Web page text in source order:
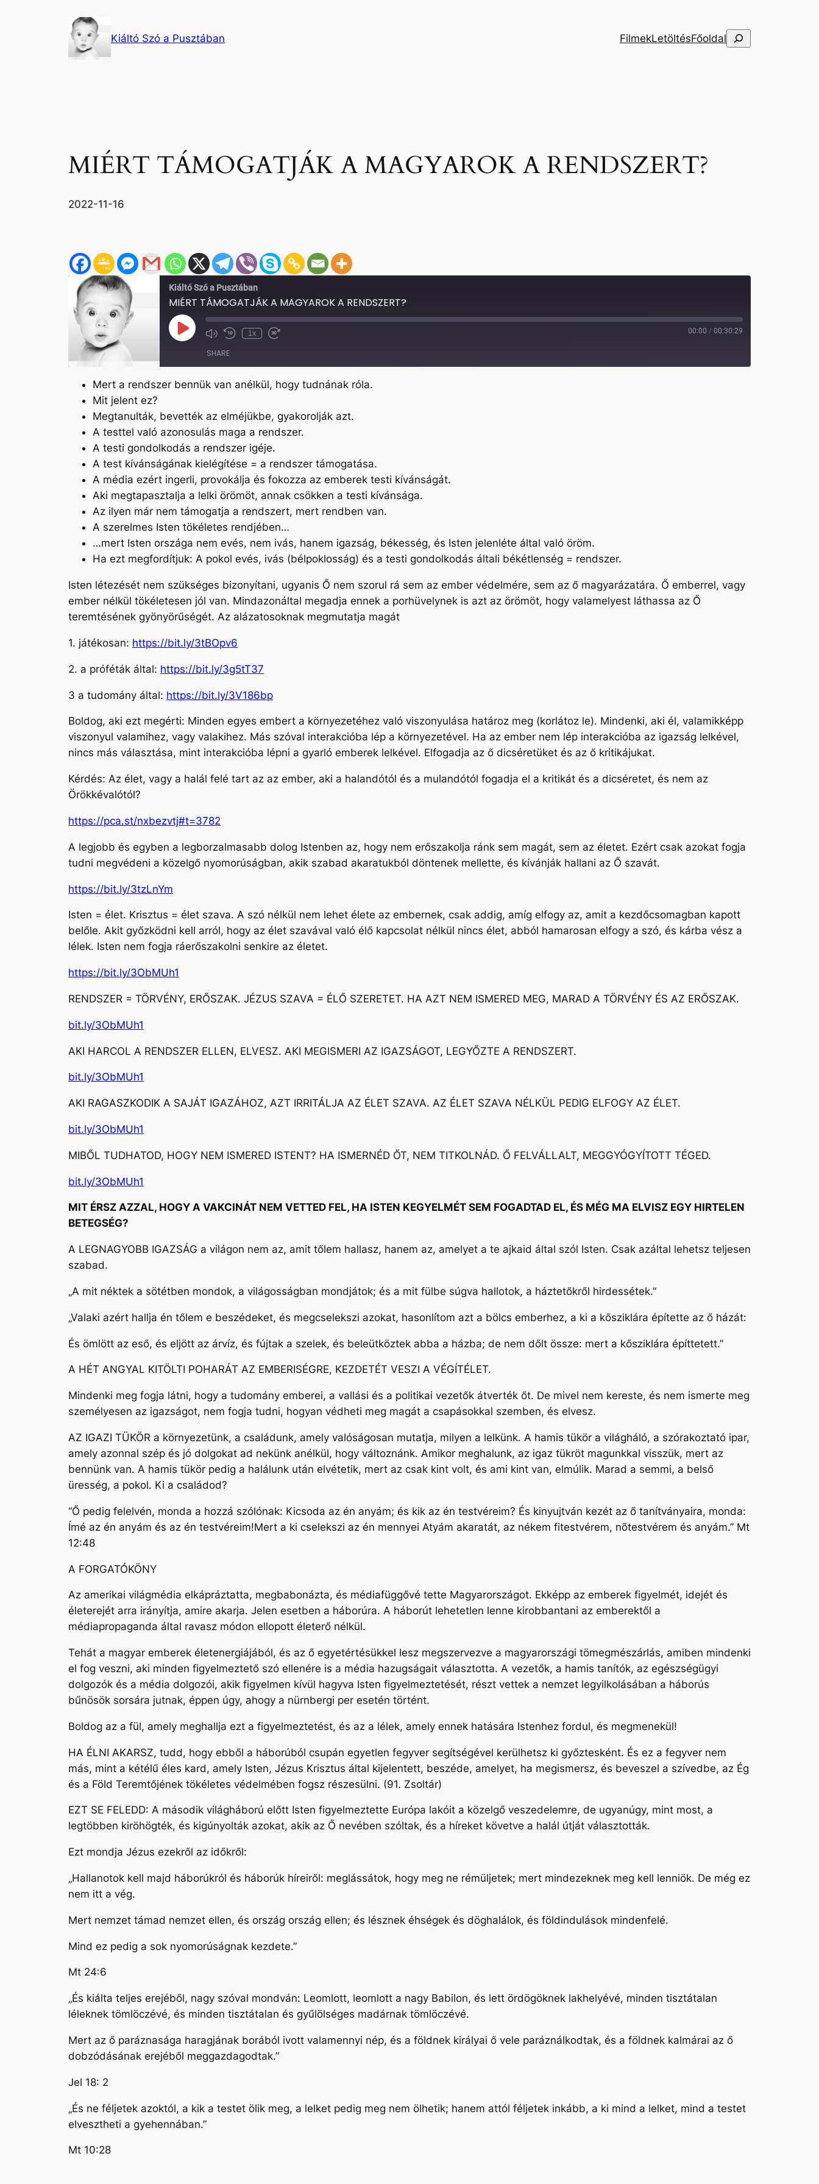
Kiáltó Szó a Pusztában FilmekLetöltésFőoldal Keresés
MIÉRT TÁMOGATJÁK A MAGYAROK A RENDSZERT?
2022-11-16
Kiáltó Szó a Pusztában
MIÉRT TÁMOGATJÁK A MAGYAROK A RENDSZERT?
Play
Episode Mute/Unmute
Rewind
1x
Fast
00:00 / 00:30:29
SHARE
SHARE
LINK
EMBED
Mert a rendszer bennük van anélkül, hogy tudnának róla.
Mit jelent ez?
Megtanulták, bevették az elméjükbe, gyakorolják azt.
A testtel való azonosulás maga a rendszer.
A testi gondolkodás a rendszer igéje.
A test kívánságának kielégítése = a rendszer támogatása.
A média ezért ingerli, provokálja és fokozza az emberek testi kívánságát.
Aki megtapasztalja a lelki örömöt, annak csökken a testi kívánsága.
Az ilyen már nem támogatja a rendszert, mert rendben van.
A szerelmes Isten tökéletes rendjében…
…mert Isten országa nem evés, nem ivás, hanem igazság, békesség, és Isten jelenléte által való öröm.
Ha ezt megfordítjuk: A pokol evés, ivás (bélpoklosság) és a testi gondolkodás általi békétlenség = rendszer.
Isten létezését nem szükséges bizonyítani, ugyanis Ő nem szorul rá sem az ember védelmére, sem az ő magyarázatára. Ő emberrel, vagy
ember nélkül tökéletesen jól van. Mindazonáltal megadja ennek a porhüvelynek is azt az örömöt, hogy valamelyest láthassa az Ő
teremtésének gyönyörűségét. Az alázatosoknak megmutatja magát
1. játékosan: https://bit.ly/3tBOpv6
2. a próféták által: https://bit.ly/3g5tT37
3 a tudomány által: https://bit.ly/3V186bp
Boldog, aki ezt megérti: Minden egyes embert a környezetéhez való viszonyulása határoz meg (korlátoz le). Mindenki, aki él, valamikképp
viszonyul valamihez, vagy valakihez. Más szóval interakcióba lép a környezetével. Ha az ember nem lép interakcióba az igazság lelkével,
nincs más választása, mint interakcióba lépni a gyarló emberek lelkével. Elfogadja az ő dicséretüket és az ő kritikájukat.
Kérdés: Az élet, vagy a halál felé tart az az ember, aki a halandótól és a mulandótól fogadja el a kritikát és a dicséretet, és nem az
Örökkévalótól?
https://pca.st/nxbezvtj#t=3782
A legjobb és egyben a legborzalmasabb dolog Istenben az, hogy nem erőszakolja ránk sem magát, sem az életet. Ezért csak azokat fogja
tudni megvédeni a közelgő nyomorúságban, akik szabad akaratukból döntenek mellette, és kívánják hallani az Ő szavát.
https://bit.ly/3tzLnYm
Isten = élet. Krisztus = élet szava. A szó nélkül nem lehet élete az embernek, csak addig, amíg elfogy az, amit a kezdőcsomagban kapott
belőle. Akit győzködni kell arról, hogy az élet szavával való élő kapcsolat nélkül nincs élet, abból hamarosan elfogy a szó, és kárba vész a
lélek. Isten nem fogja ráerőszakolni senkire az életet.
https://bit.ly/3ObMUh1
RENDSZER = TÖRVÉNY, ERŐSZAK. JÉZUS SZAVA = ÉLŐ SZERETET. HA AZT NEM ISMERED MEG, MARAD A TÖRVÉNY ÉS AZ ERŐSZAK.
bit.ly/3ObMUh1
AKI HARCOL A RENDSZER ELLEN, ELVESZ. AKI MEGISMERI AZ IGAZSÁGOT, LEGYŐZTE A RENDSZERT.
bit.ly/3ObMUh1
AKI RAGASZKODIK A SAJÁT IGAZÁHOZ, AZT IRRITÁLJA AZ ÉLET SZAVA. AZ ÉLET SZAVA NÉLKÜL PEDIG ELFOGY AZ ÉLET.
bit.ly/3ObMUh1
MIBŐL TUDHATOD, HOGY NEM ISMERED ISTENT? HA ISMERNÉD ŐT, NEM TITKOLNÁD. Ő FELVÁLLALT, MEGGYÓGYÍTOTT TÉGED.
bit.ly/3ObMUh1
MIT ÉRSZ AZZAL, HOGY A VAKCINÁT NEM VETTED FEL, HA ISTEN KEGYELMÉT SEM FOGADTAD EL, ÉS MÉG MA ELVISZ EGY HIRTELEN
BETEGSÉG?
A LEGNAGYOBB IGAZSÁG a világon nem az, amit tőlem hallasz, hanem az, amelyet a te ajkaid által szól Isten. Csak azáltal lehetsz teljesen
szabad.
„A mit néktek a sötétben mondok, a világosságban mondjátok; és a mit fülbe súgva hallotok, a háztetőkről hirdessétek.”
„Valaki azért hallja én tőlem e beszédeket, és megcselekszi azokat, hasonlítom azt a bölcs emberhez, a ki a kősziklára építette az ő házát:
És ömlött az eső, és eljött az árvíz, és fújtak a szelek, és beleütköztek abba a házba; de nem dőlt össze: mert a kősziklára építtetett.”
A HÉT ANGYAL KITÖLTI POHARÁT AZ EMBERISÉGRE, KEZDETÉT VESZI A VÉGÍTÉLET.
Mindenki meg fogja látni, hogy a tudomány emberei, a vallási és a politikai vezetők átverték őt. De mivel nem kereste, és nem ismerte meg
személyesen az igazságot, nem fogja tudni, hogyan védheti meg magát a csapásokkal szemben, és elvesz.
AZ IGAZI TÜKÖR a környezetünk, a családunk, amely valóságosan mutatja, milyen a lelkünk. A hamis tükör a világháló, a szórakoztató ipar,
amely azonnal szép és jó dolgokat ad nekünk anélkül, hogy változnánk. Amikor meghalunk, az igaz tükröt magunkkal visszük, mert az
bennünk van. A hamis tükör pedig a halálunk után elvétetik, mert az csak kint volt, és ami kint van, elmúlik. Marad a semmi, a belső
üresség, a pokol. Ki a családod?
“Ő pedig felelvén, monda a hozzá szólónak: Kicsoda az én anyám; és kik az én testvéreim? És kinyujtván kezét az õ tanítványaira, monda:
Ímé az én anyám és az én testvéreim!Mert a ki cselekszi az én mennyei Atyám akaratát, az nékem fitestvérem, nõtestvérem és anyám.” Mt
12:48
A FORGATÓKÖNY
Az amerikai világmédia elkápráztatta, megbabonázta, és médiafüggővé tette Magyarországot. Ekképp az emberek figyelmét, idejét és
életerejét arra irányítja, amire akarja. Jelen esetben a háborúra. A háborút lehetetlen lenne kirobbantani az emberektől a
médiapropaganda által ravasz módon ellopott életerő nélkül.
Tehát a magyar emberek életenergiájából, és az ő egyetértésükkel lesz megszervezve a magyarországi tömegmészárlás, amiben mindenki
el fog veszni, aki minden figyelmeztető szó ellenére is a média hazugságait választotta. A vezetők, a hamis tanítók, az egészségügyi
dolgozók és a média dolgozói, akik figyelmen kívül hagyva Isten figyelmeztetését, részt vettek a nemzet legyilkolásában a háborús
bűnösök sorsára jutnak, éppen úgy, ahogy a nürnbergi per esetén történt.
Boldog az a fül, amely meghallja ezt a figyelmeztetést, és az a lélek, amely ennek hatására Istenhez fordul, és megmenekül!
HA ÉLNI AKARSZ, tudd, hogy ebből a háborúból csupán egyetlen fegyver segítségével kerülhetsz ki győztesként. És ez a fegyver nem
más, mint a kétélű éles kard, amely Isten, Jézus Krisztus által kijelentett, beszéde, amelyet, ha megismersz, és beveszel a szívedbe, az Ég
és a Föld Teremtőjének tökéletes védelmében fogsz részesülni. (91. Zsoltár)
EZT SE FELEDD: A második világháború előtt Isten figyelmeztette Európa lakóit a közelgő veszedelemre, de ugyanúgy, mint most, a
legtöbben kiröhögték, és kigúnyolták azokat, akik az Ő nevében szóltak, és a híreket követve a halál útját választották.
Ezt mondja Jézus ezekről az időkről:
„Hallanotok kell majd háborúkról és háborúk híreiről: meglássátok, hogy meg ne rémüljetek; mert mindezeknek meg kell lenniök. De még ez
nem itt a vég.
Mert nemzet támad nemzet ellen, és ország ország ellen; és lésznek éhségek és döghalálok, és földindulások mindenfelé.
Mind ez pedig a sok nyomorúságnak kezdete.”
Mt 24:6
„És kiálta teljes erejéből, nagy szóval mondván: Leomlott, leomlott a nagy Babilon, és lett ördögöknek lakhelyévé, minden tisztátalan
léleknek tömlöczévé, és minden tisztátalan és gyűlölséges madárnak tömlöczévé.
Mert az ő paráznasága haragjának borából ivott valamennyi nép, és a földnek királyai ő vele paráználkodtak, és a földnek kalmárai az ő
dobzódásának erejéből meggazdagodtak.”
Jel 18: 2
„És ne féljetek azoktól, a kik a testet ölik meg, a lelket pedig meg nem ölhetik; hanem attól féljetek inkább, a ki mind a lelket, mind a testet
elvesztheti a gyehennában.”
Mt 10:28